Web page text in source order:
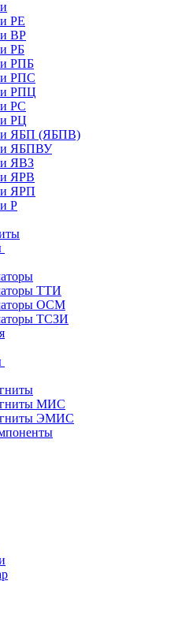
РЕ
ВР
РБ
РПБ
РПС
РПЦ
РС
РЦ
ЯБП (ЯБПВ)
ЯБПВУ
ЯВЗ
ЯРВ
ЯРП
Р
ТТИ
ОСМ
ТСЗИ
МИС
ЭМИС